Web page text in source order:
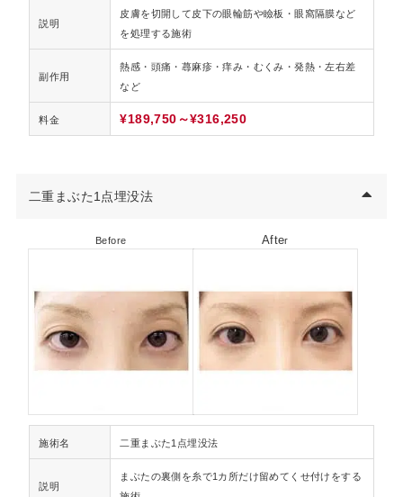
説明
皮膚を切開して皮下の眼輪筋や瞼板・眼窩隔膜など
を処理する施術
副作用
熱感・頭痛・蕁麻疹・痒み・むくみ・発熱・左右差
など
料金 ¥189,750～¥316,250
二重まぶた1点埋没法
Before After
施術名 二重まぶた1点埋没法
説明
まぶたの裏側を糸で1カ所だけ留めてくせ付けをする